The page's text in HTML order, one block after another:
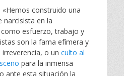
«Hemos construido una
narcisista en la
esfuerzo, trabajo y
son la fama efímera y
o un culto al
para la inmensa
ante esta situación la